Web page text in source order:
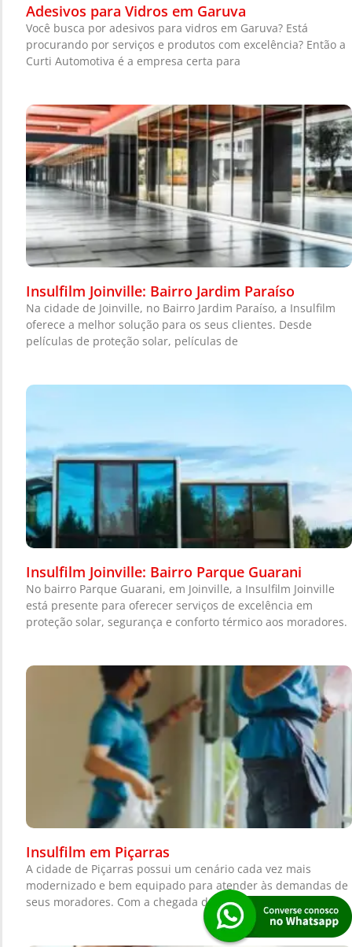
Adesivos para Vidros em Garuva
Você busca por adesivos para vidros em Garuva? Está
procurando por serviços e produtos com excelência? Então a
Curti Automotiva é a empresa certa para
Insulfilm Joinville: Bairro Jardim Paraíso
Na cidade de Joinville, no Bairro Jardim Paraíso, a Insulfilm
oferece a melhor solução para os seus clientes. Desde
películas de proteção solar, películas de
Insulfilm Joinville: Bairro Parque Guarani
No bairro Parque Guarani, em Joinville, a Insulfilm Joinville
está presente para oferecer serviços de excelência em
proteção solar, segurança e conforto térmico aos moradores.
Insulfilm em Piçarras
A cidade de Piçarras possui um cenário cada vez mais
modernizado e bem equipado para atender às demandas de
seus moradores. Com a chegada de